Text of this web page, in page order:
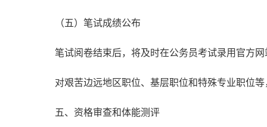
（五）笔试成绩公布
笔试阅卷结束后，将及时在公务员考试录用官方
对艰苦边远地区职位、基层职位和特殊专业职位
五、资格审查和体能测评